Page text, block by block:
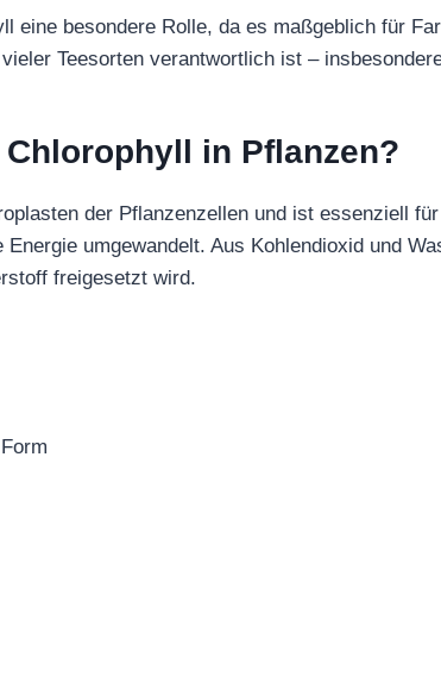
eine besondere Rolle, da es maßgeblich für
Teesorten verantwortlich ist –
in Pflanzen?
der Pflanzenzellen und ist essenziell
umgewandelt. Aus Kohlendioxid und
freigesetzt wird.